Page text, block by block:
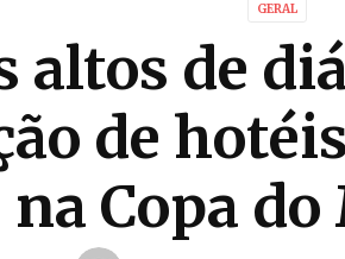
GERAL
altos de
de
na Copa